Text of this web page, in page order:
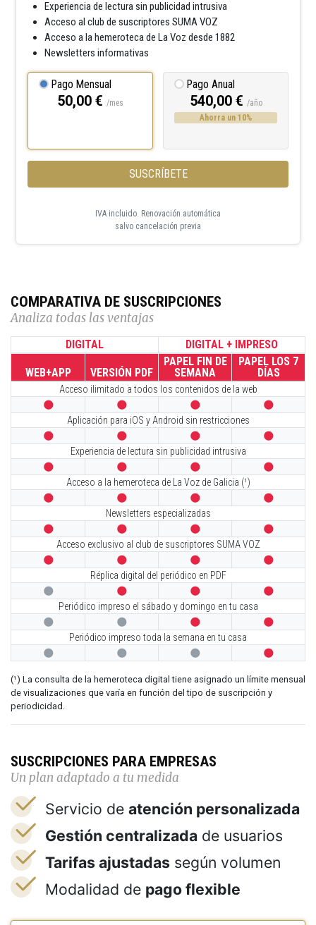
Experiencia de lectura sin publicidad intrusiva
Acceso al club de suscriptores SUMA VOZ
Acceso a la hemeroteca de La Voz desde 1882
Newsletters informativas
Pago Mensual
50,00 € /mes
Pago Anual
540,00 € /año
Ahorra un 10%
SUSCRÍBETE
IVA incluido. Renovación automática
salvo cancelación previa
COMPARATIVA DE SUSCRIPCIONES
Analiza todas las ventajas
DIGITAL DIGITAL + IMPRESO
WEB+APP VERSIÓN PDF
PAPEL FIN DE
SEMANA
PAPEL LOS 7
DÍAS
Acceso ilimitado a todos los contenidos de la web
   
Aplicación para iOS y Android sin restricciones
   
Experiencia de lectura sin publicidad intrusiva
   
Acceso a la hemeroteca de La Voz de Galicia (¹)
   
Newsletters especializadas
   
Acceso exclusivo al club de suscriptores SUMA VOZ
   
Réplica digital del periódico en PDF
   
Periódico impreso el sábado y domingo en tu casa
   
Periódico impreso toda la semana en tu casa
   
(¹) La consulta de la hemeroteca digital tiene asignado un límite mensual
de visualizaciones que varía en función del tipo de suscripción y
periodicidad.
SUSCRIPCIONES PARA EMPRESAS
Un plan adaptado a tu medida
Servicio de atención personalizada
Gestión centralizada de usuarios
Tarifas ajustadas según volumen
Modalidad de pago flexible